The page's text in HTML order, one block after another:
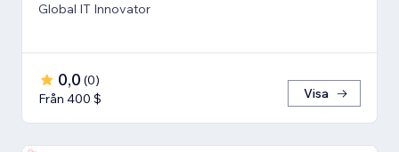
Global IT Innovator
0,0 (0)
Från 400 $
Visa